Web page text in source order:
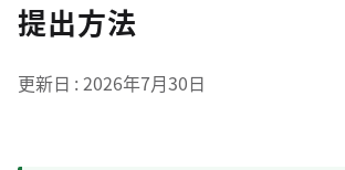
提出方法
更新日 2026年7月30日